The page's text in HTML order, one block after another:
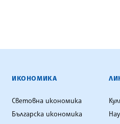
ИКОНОМИКА
Световна икономика
Българска икономика